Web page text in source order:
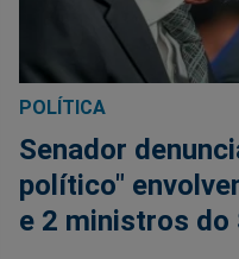
POLÍTICA
Senador
político"
e 2 ministros do